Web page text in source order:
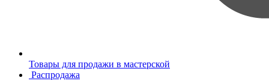
Товары для продажи в мастерской
Распродажа